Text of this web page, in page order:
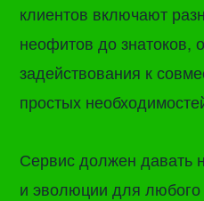
клиентов включают
неофитов до знатоков,
задействования к
простых
Сервис должен давать
и эволюции для